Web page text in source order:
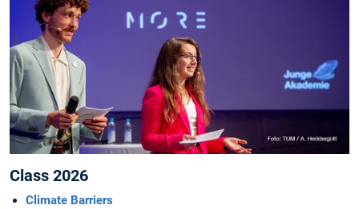
Class 2026
Climate Barriers